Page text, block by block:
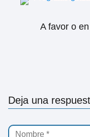
A favor o
Deja una